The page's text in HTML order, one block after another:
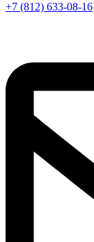
+7 (812) 633-08-16